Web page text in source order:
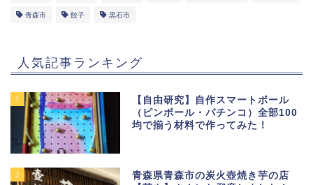
青森市 餃子 黒石市
人気記事ランキング
1
【自由研究】自作スマートボール
（ピンボール・パチンコ）全部100
均で揃う材料で作ってみた！
2
青森県青森市の炭火壺焼き芋の店